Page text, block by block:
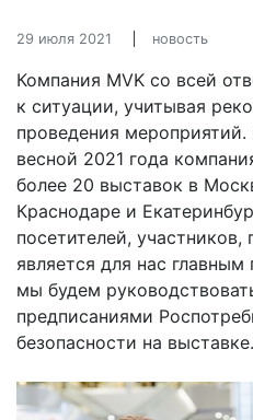
29 июля 2021 новость
Компания MVK со всей
к ситуации, учитывая
проведения
весной 2021 года
более 20 выставок в
Краснодаре и
посетителей,
является для нас
мы будем
предписаниями
безопасности на выставке.